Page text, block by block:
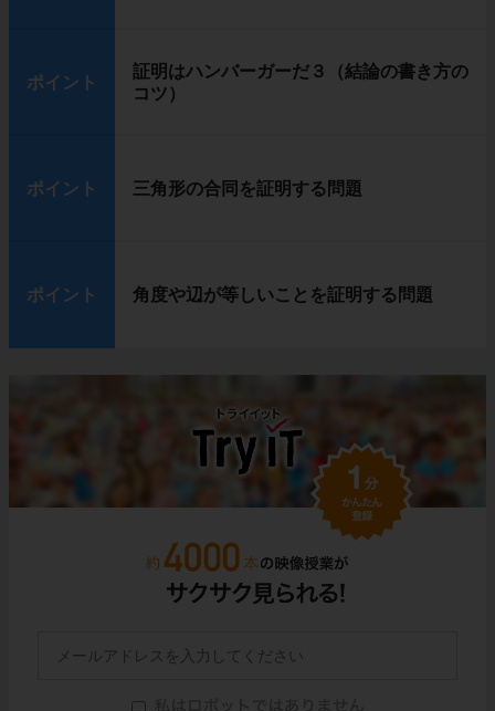
ポイント
証明はハンバーガーだ３（結論の書き方の
コツ）
ポイント 三角形の合同を証明する問題
ポイント 角度や辺が等しいことを証明する問題